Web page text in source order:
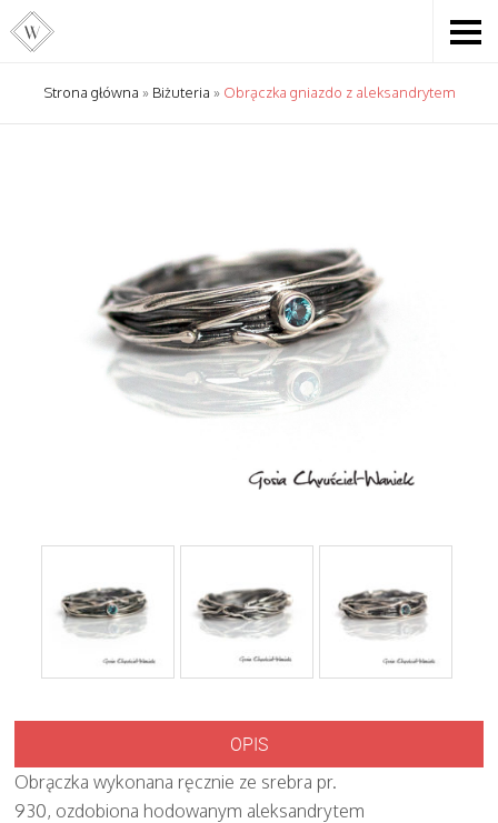
Strona główna » Biżuteria » Obrączka gniazdo z aleksandrytem
OPIS
Obrączka wykonana ręcznie ze srebra pr.
930, ozdobiona hodowanym aleksandrytem